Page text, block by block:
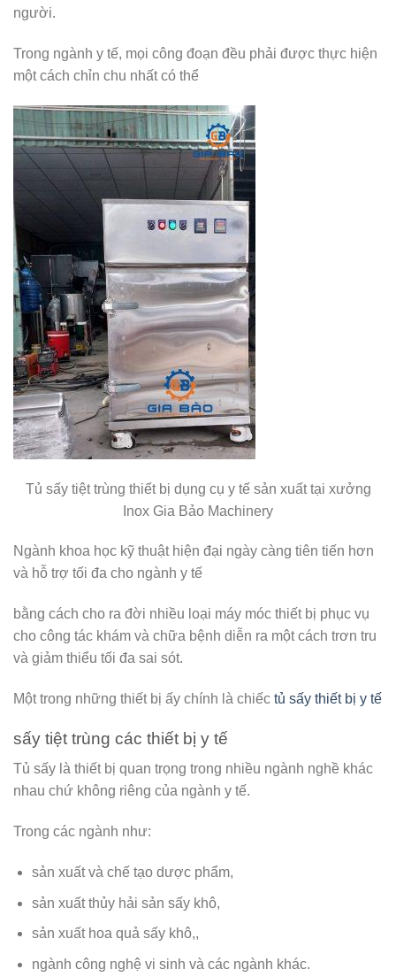
người.
Trong ngành y tế, mọi công đoạn đều phải được thực hiện
một cách chỉn chu nhất có thể
Tủ sấy tiệt trùng thiết bị dụng cụ y tế sản xuất tại xưởng
Inox Gia Bảo Machinery
Ngành khoa học kỹ thuật hiện đại ngày càng tiên tiến hơn
và hỗ trợ tối đa cho ngành y tế
bằng cách cho ra đời nhiều loại máy móc thiết bị phục vụ
cho công tác khám và chữa bệnh diễn ra một cách trơn tru
và giảm thiểu tối đa sai sót.
Một trong những thiết bị ấy chính là chiếc tủ sấy thiết bị y tế
sấy tiệt trùng các thiết bị y tế
Tủ sấy là thiết bị quan trọng trong nhiều ngành nghề khác
nhau chứ không riêng của ngành y tế.
Trong các ngành như:
sản xuất và chế tạo dược phẩm,
sản xuất thủy hải sản sấy khô,
sản xuất hoa quả sấy khô,,
ngành công nghệ vi sinh và các ngành khác.